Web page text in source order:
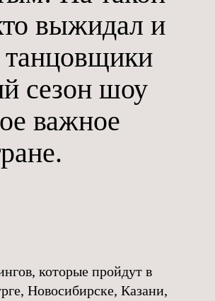
выжидал и
танцовщики
сезон шоу
важное
которые пройдут в
Новосибирске, Казани,